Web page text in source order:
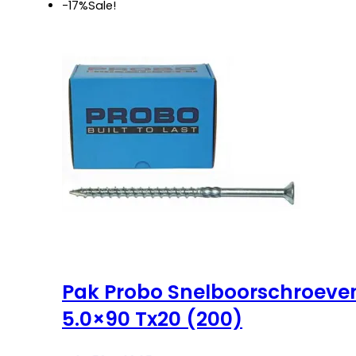
€ 27,25.
-17%Sale!
Pak Probo
5.0×90 Tx20 (200)